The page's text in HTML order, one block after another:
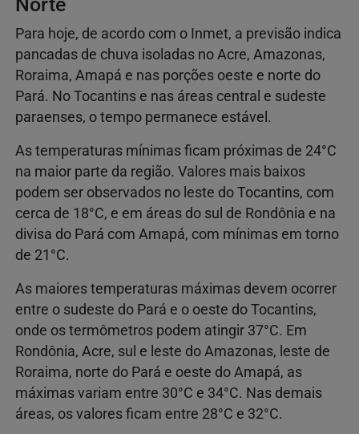
Para hoje, de acordo com o Inmet, a previsão indica
pancadas de chuva isoladas no Acre, Amazonas,
Roraima, Amapá e nas porções oeste e norte do
Pará. No Tocantins e nas áreas central e sudeste
paraenses, o tempo permanece estável.
As temperaturas mínimas ficam próximas de 24°C
na maior parte da região. Valores mais baixos
podem ser observados no leste do Tocantins, com
cerca de 18°C, e em áreas do sul de Rondônia e na
divisa do Pará com Amapá, com mínimas em torno
de 21°C.
As maiores temperaturas máximas devem ocorrer
entre o sudeste do Pará e o oeste do Tocantins,
onde os termômetros podem atingir 37°C. Em
Rondônia, Acre, sul e leste do Amazonas, leste de
Roraima, norte do Pará e oeste do Amapá, as
máximas variam entre 30°C e 34°C. Nas demais
áreas, os valores ficam entre 28°C e 32°C.